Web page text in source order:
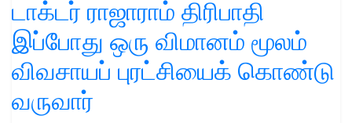
டாக்டர் ராஜாராம் திரிபாதி
இப்போது ஒரு விமானம் மூலம்
விவசாயப் புரட்சியைக் கொண்டு
வருவார்